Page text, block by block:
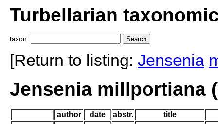
Turbellarian
taxon:
[Return to listing: Jensenia
Jensenia millportiana
author date abstr. title